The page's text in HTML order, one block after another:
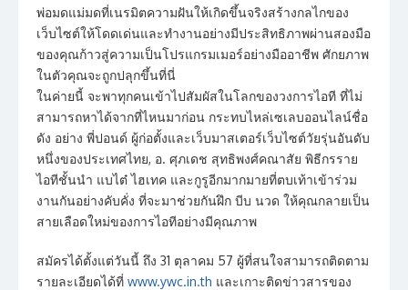
พ่อมดแม่มดที่เนรมิตความฝันให้เกิดขึ้นจริงสร้างกลไกของ
เว็บไซต์ให้โดดเด่นและทำงานอย่างมีประสิทธิภาพผ่านสองมือ
ของคุณก้าวสู่ความเป็นโปรแกรมเมอร์อย่างมืออาชีพ ศักยภาพ
ในตัวคุณจะถูกปลุกขึ้นที่นี่
ในค่ายนี้ จะพาทุกคนเข้าไปสัมผัสในโลกของวงการไอที ที่ไม่
สามารถหาได้จากที่ไหนมาก่อน กระทบไหล่เซเลบออนไลน์ชื่อ
ดัง อย่าง พี่ปอนด์ ผู้ก่อตั้งและเว็บมาสเตอร์เว็บไซต์วัยรุ่นอันดับ
หนึ่งของประเทศไทย, อ. ศุภเดช สุทธิพงศ์คณาสัย พิธีกรราย
ไอทีชั้นนำ แบไต๋ ไฮเทค และกูรูอีกมากมายที่ตบเท้าเข้าร่วม
งานกันอย่างคับคั่ง ที่จะมาช่วยกันฝึก บีบ นวด ให้คุณกลายเป็น
สายเลือดใหม่ของการไอทีอย่างมีคุณภาพ
สมัครได้ตั้งแต่วันนี้ ถึง 31 ตุลาคม 57 ผู้ที่สนใจสามารถติดตาม
รายละเอียดได้ที่ www.ywc.in.th และเกาะติดข่าวสารของ